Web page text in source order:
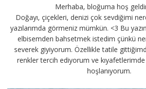
Merhaba, bloğuma hoş
Doğayı, çiçekleri, denizi çok sevdiğimi
yazılarımda görmeniz mümkün. <3 Bu
elbisemden bahsetmek istedim çünkü
severek giyiyorum. Özellikle tatile
renkler tercih ediyorum ve
hoşlanıyorum.